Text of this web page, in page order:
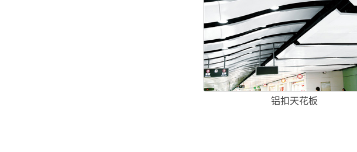
铝扣天花板